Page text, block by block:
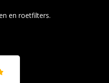
en roetfilters.